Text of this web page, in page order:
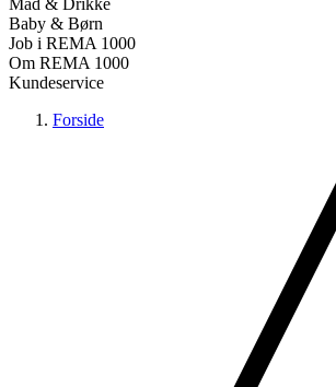
Mad & Drikke
Baby & Børn
Job i REMA 1000
Om REMA 1000
Kundeservice
Forside